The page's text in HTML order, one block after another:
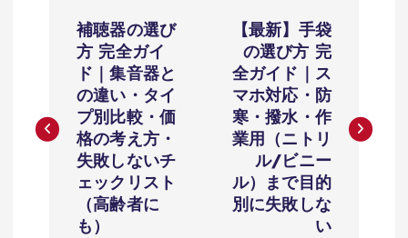
ビ
補聴器の選び
方 完全ガイ
ド｜集音器と
の違い・タイ
プ別比較・価
格の考え方・
失敗しないチ
ェックリスト
（高齢者に
も）
【最新】手袋
の選び方 完
全ガイド｜ス
マホ対応・防
寒・撥水・作
業用（ニトリ
ル/ビニー
ル）まで目的
別に失敗しな
い